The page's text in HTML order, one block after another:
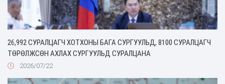
26,992 СУРАЛЦАГЧ ХОТХОНЫ БАГА СУРГУУЛЬД, 8100 СУРАЛЦАГЧ
ТӨРӨЛЖСӨН АХЛАХ СУРГУУЛЬД СУРАЛЦАНА
2026/07/22